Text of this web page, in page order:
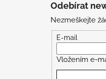
Odebírat
Nezmeškejte
E-mail
Vložením e-